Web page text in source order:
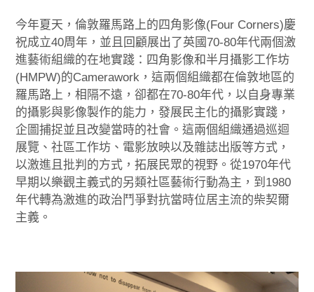
索取共誌
今年夏天，倫敦羅馬路上的四角影像(Four Corners)慶
祝成立40周年，並且回顧展出了英國70-80年代兩個激
進藝術組織的在地實踐：四角影像和半月攝影工作坊
(HMPW)的Camerawork，這兩個組織都在倫敦地區的
羅馬路上，相隔不遠，卻都在70-80年代，以自身專業
的攝影與影像製作的能力，發展民主化的攝影實踐，
企圖捕捉並且改變當時的社會。這兩個組織通過巡迴
展覽、社區工作坊、電影放映以及雜誌出版等方式，
以激進且批判的方式，拓展民眾的視野。從1970年代
早期以樂觀主義式的另類社區藝術行動為主，到1980
年代轉為激進的政治鬥爭對抗當時位居主流的柴契爾
主義。